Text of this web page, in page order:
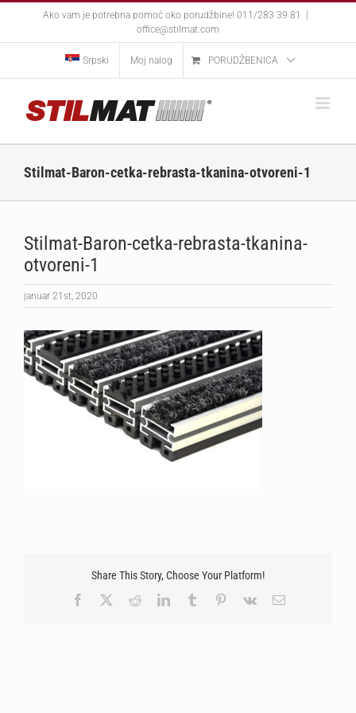
Ako vam je potrebna pomoć oko porudžbine! 011/283 39 81
office@stilmat.com
Srpski Moj nalog PORUDŽBENICA
Stilmat-Baron-cetka-rebrasta-tkanina-otvoreni-1
Stilmat-Baron-cetka-rebrasta-tkanina-
otvoreni-1
januar 21st, 2020
Share This Story, Choose Your Platform!
Facebook
RedditLinkedInTumblr Pinterest
Vk Email